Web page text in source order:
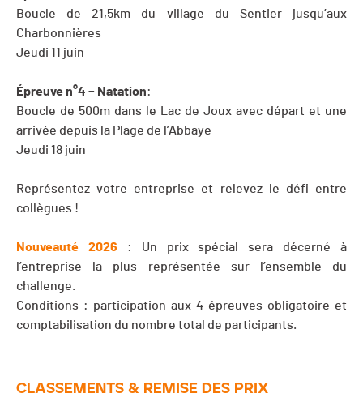
Boucle de 21,5km du village du Sentier jusqu’aux
Charbonnières
Jeudi 11 juin
Épreuve n°4 – Natation:
Boucle de 500m dans le Lac de Joux avec départ et une
arrivée depuis la Plage de l’Abbaye
Jeudi 18 juin
Représentez votre entreprise et relevez le défi entre
collègues !
Nouveauté 2026
: Un prix spécial sera décerné à
l’entreprise la plus représentée sur l’ensemble du
challenge.
Conditions : participation aux 4 épreuves obligatoire et
comptabilisation du nombre total de participants.
CLASSEMENTS & REMISE DES PRIX